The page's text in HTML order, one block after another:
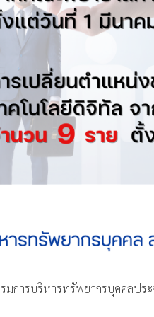
มการบริหารทรัพยากรบุคคลป